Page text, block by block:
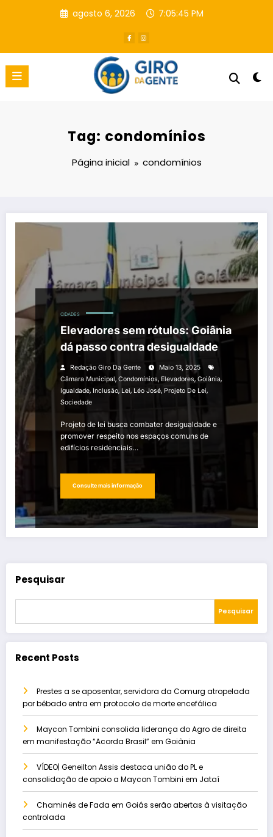
agosto 6, 2026 7:05:46 PM
Tag: condomínios
Página inicial condomínios
CIDADES
Elevadores sem rótulos: Goiânia
dá passo contra desigualdade
Redação Giro Da Gente
Maio 13, 2025
Câmara Municipal, Condomínios, Elevadores, Goiânia,
Igualdade, Inclusão, Lei, Léo José, Projeto De Lei,
Sociedade
Projeto de lei busca combater desigualdade e
promover respeito nos espaços comuns de
edifícios residenciais…
Consulte mais informação
Pesquisar
Pesquisar
Recent Posts
Prestes a se aposentar, servidora da Comurg atropelada
por bêbado entra em protocolo de morte encefálica
Maycon Tombini consolida liderança do Agro de direita
em manifestação “Acorda Brasil” em Goiânia
VÍDEO| Geneilton Assis destaca união do PL e
consolidação de apoio a Maycon Tombini em Jataí
Chaminés de Fada em Goiás serão abertas à visitação
controlada